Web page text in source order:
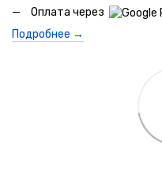
Оплата через
Подробнее →